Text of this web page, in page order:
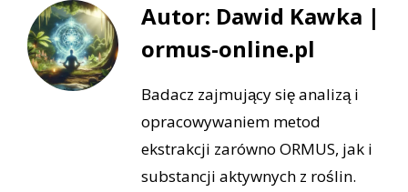
Autor: Dawid Kawka |
ormus-online.pl
Badacz zajmujący się analizą i
opracowywaniem metod
ekstrakcji zarówno ORMUS, jak i
substancji aktywnych z roślin.